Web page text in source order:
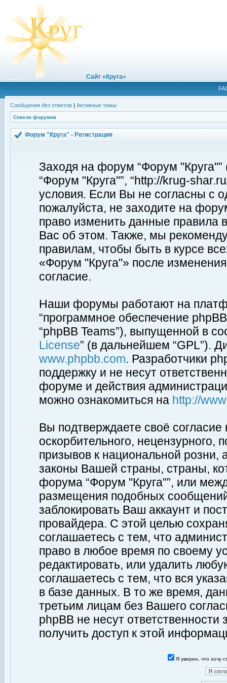
Сайт «Круга»
Сообщения без ответов | Активные темы
Список форумов
Форум "Круга" - Регистрация
Заходя на форум “Форум
“Форум "Круга"”, “http://krug-
условия. Если Вы не согласны с
пожалуйста, не заходите на
право изменить данные правила
Вас об этом. Также, мы
правилам, чтобы быть в курсе
«Форум "Круга"» после
согласие.
Наши форумы работают на
“программное обеспечение
“phpBB Teams”), выпущенной в
License” (в дальнейшем “GPL”).
www.phpbb.com. Разработчики
поддержку и не несут
форуме и действия
можно ознакомиться на http://
Вы подтверждаете своё
оскорбительного, нецензурного,
призывов к национальной
законы Вашей страны, страны,
форума “Форум "Круга"”, или
размещения подобных
заблокировать Ваш аккаунт и
провайдера. С этой целью
соглашаетесь с тем, что
право в любое время по своему
редактировать, или удалить
соглашаетесь с тем, что вся
в базе данных. В то же время,
третьим лицам без Вашего
phpBB не несут ответственности
получить доступ к этой
Я уверен, что хочу